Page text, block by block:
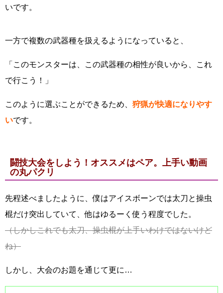
いです。
一方で複数の武器種を扱えるようになっていると、
「このモンスターは、この武器種の相性が良いから、これ
で行こう！」
このように選ぶことができるため、 狩猟が快適になりやす
いです。
闘技大会をしよう！オススメはペア。上手い動画
の丸パクリ
先程述べましたように、僕はアイスボーンでは太刀と操虫
棍だけ突出していて、他はゆるーく使う程度でした。
（しかしこれでも太刀、操虫棍が上手いわけではないけど
ね）
しかし、大会のお題を通じて更に…